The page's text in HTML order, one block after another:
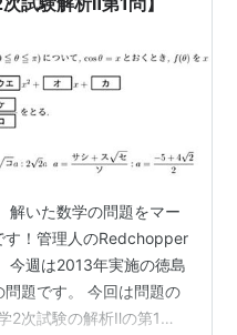
解いた数学の問題をマー
す！管理人のRedchopper
今週は2013年実施の徳島
題です。 今回は問題の
2次試験の解析Ⅱの第1問